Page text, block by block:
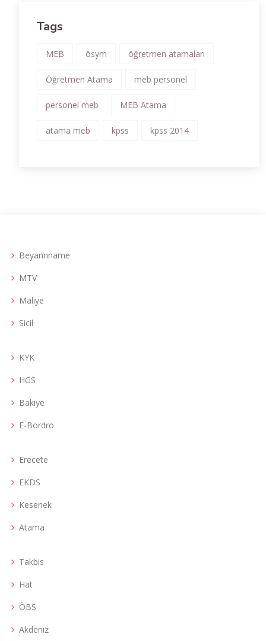
Tags
MEB ösym öğretmen atamaları
Öğretmen Atama meb personel
personel meb MEB Atama
atama meb kpss kpss 2014
Beyannname
MTV
Maliye
Sicil
KYK
HGS
Bakiye
E-Bordro
Erecete
EKDS
Kesenek
Atama
Takbis
Hat
ÖBS
Akdeniz